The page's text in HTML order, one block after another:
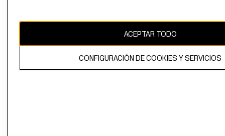
CAMBIAR REGIÓN
El contenido de esta página web está protegido por copyright y es
ACEPTAR TODO
CONFIGURACIÓN DE COOKIES Y SERVICIOS